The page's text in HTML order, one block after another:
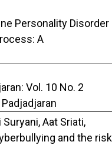
Personality Disorder
A
Vol. 10 No. 2
Aat Sriati,
and the risk